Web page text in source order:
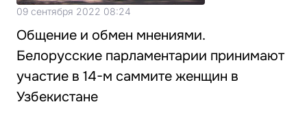
09 сентября 2022 08:24
Общение и обмен мнениями.
Белорусские парламентарии принимают
участие в 14-м саммите женщин в
Узбекистане